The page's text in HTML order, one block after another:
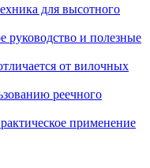
для высотного
руководство и полезные
от вилочных
реечного
применение